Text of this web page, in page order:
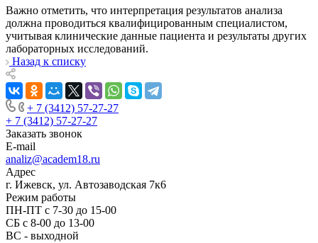
Важно отметить, что интерпретация результатов анализа
должна проводиться квалифицированным специалистом,
учитывая клинические данные пациента и результаты других
лабораторных исследований.
Назад к списку
+ 7 (3412) 57-27-27
+ 7 (3412) 57-27-27
Заказать звонок
E-mail
analiz@academ18.ru
Адрес
г. Ижевск, ул. Автозаводская 7к6
Режим работы
ПН-ПТ с 7-30 до 15-00
СБ с 8-00 до 13-00
ВС - выходной